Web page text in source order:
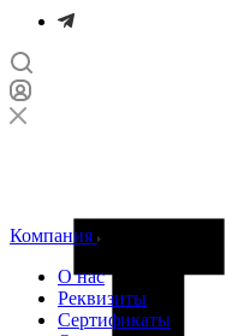
Компания
О нас
Реквизиты
Сертификаты